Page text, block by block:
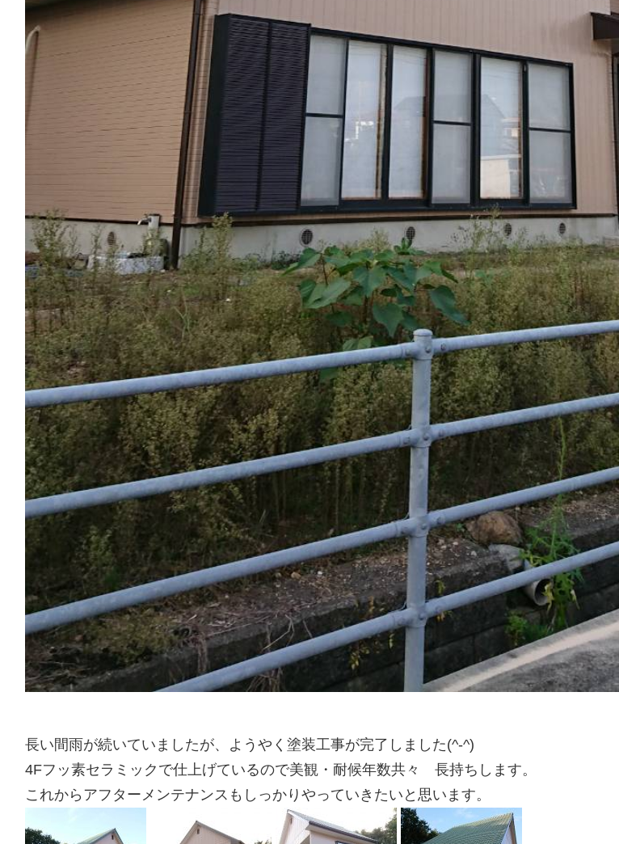
長い間雨が続いていましたが、ようやく塗装工事が完了しました(^-^)
4Fフッ素セラミックで仕上げているので美観・耐候年数共々 長持ちします。
これからアフターメンテナンスもしっかりやっていきたいと思います。